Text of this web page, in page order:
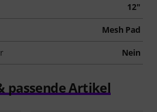
12"
Mesh Pad
Nein
passende Artikel